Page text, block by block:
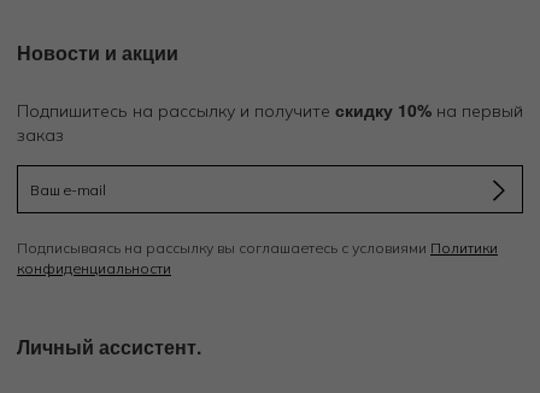
Новости и акции
Подпишитесь на рассылку и получите скидку 10% на первый
заказ
Подписываясь на рассылку вы соглашаетесь с условиями Политики
конфиденциальности
Личный ассистент.